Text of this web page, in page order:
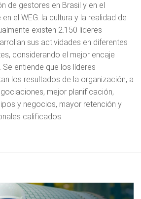
de gestores en Brasil y en el
el WEG. la cultura y la realidad de
existen 2.150 líderes
sus actividades en diferentes
considerando el mejor encaje
Se entiende que los líderes
los resultados de la organización, a
mejor planificación,
y negocios, mayor retención y
calificados.